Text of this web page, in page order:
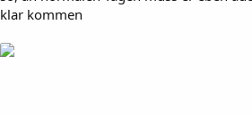
klar kommen